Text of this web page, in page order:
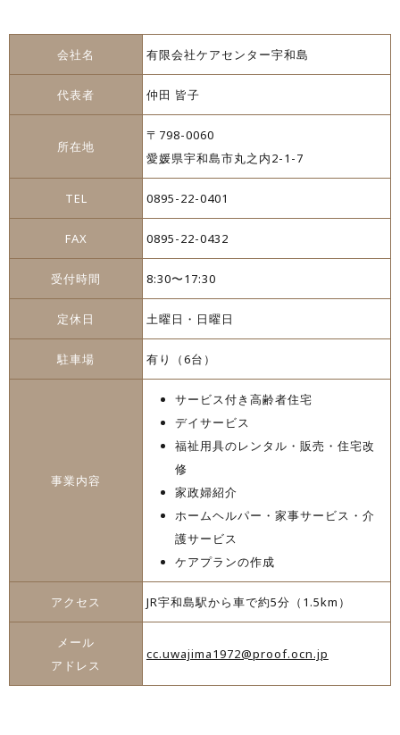
会社名 有限会社ケアセンター宇和島
代表者 仲田 皆子
所在地
〒798-0060
愛媛県宇和島市丸之内2-1-7
TEL 0895-22-0401
FAX 0895-22-0432
受付時間 8:30〜17:30
定休日 土曜日・日曜日
駐車場 有り（6台）
事業内容
サービス付き高齢者住宅
デイサービス
福祉用具のレンタル・販売・住宅改
修
家政婦紹介
ホームヘルパー・家事サービス・介
護サービス
ケアプランの作成
アクセス JR宇和島駅から車で約5分（1.5km）
メール
アドレス
cc.uwajima1972@proof.ocn.jp